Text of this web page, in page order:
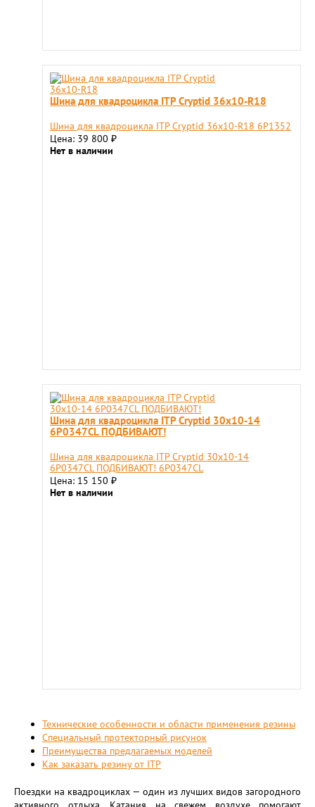
Шина для квадроцикла ITP Cryptid 36x10-R18
Шина для квадроцикла ITP Cryptid 36x10-R18 6P1352
Цена: 39 800 ₽
Нет в наличии
Шина для квадроцикла ITP Cryptid 30x10-14
6P0347CL ПОДБИВАЮТ!
Шина для квадроцикла ITP Cryptid 30x10-14
6P0347CL ПОДБИВАЮТ! 6P0347CL
Цена: 15 150 ₽
Нет в наличии
Технические особенности и области применения резины
Специальный протекторный рисунок
Преимущества предлагаемых моделей
Как заказать резину от ITP
Поездки на квадроциклах — один из лучших видов загородного